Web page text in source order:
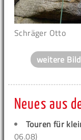
Schräger Otto
weitere
Neues aus
Touren für
06.08)